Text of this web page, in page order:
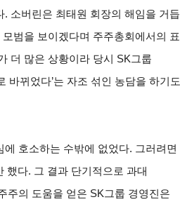
소버린은 최태원 회장의 해임을 거듭
범을 보이겠다며 주주총회에서의 표
더 많은 상황이라 당시 SK그룹
바뀌었다’는 자조 섞인 농담을 하기도
호소하는 수밖에 없었다. 그러려면
했다. 그 결과 단기적으로 과대
주의 도움을 얻은 SK그룹 경영진은